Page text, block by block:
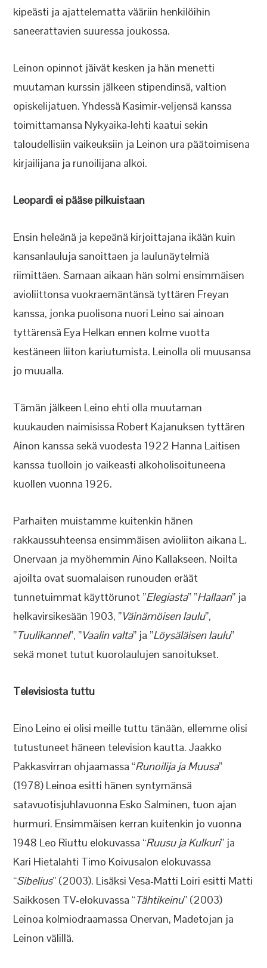
kipeästi ja ajattelematta vääriin henkilöihin
saneerattavien suuressa joukossa.
Leinon opinnot jäivät kesken ja hän menetti
muutaman kurssin jälkeen stipendinsä, valtion
opiskelijatuen. Yhdessä Kasimir-veljensä kanssa
toimittamansa Nykyaika-lehti kaatui sekin
taloudellisiin vaikeuksiin ja Leinon ura päätoimisena
kirjailijana ja runoilijana alkoi.
Leopardi ei pääse pilkuistaan
Ensin heleänä ja kepeänä kirjoittajana ikään kuin
kansanlauluja sanoittaen ja laulunäytelmiä
riimittäen. Samaan aikaan hän solmi ensimmäisen
avioliittonsa vuokraemäntänsä tyttären Freyan
kanssa, jonka puolisona nuori Leino sai ainoan
tyttärensä Eya Helkan ennen kolme vuotta
kestäneen liiton kariutumista. Leinolla oli muusansa
jo muualla.
Tämän jälkeen Leino ehti olla muutaman
kuukauden naimisissa Robert Kajanuksen tyttären
Ainon kanssa sekä vuodesta 1922 Hanna Laitisen
kanssa tuolloin jo vaikeasti alkoholisoituneena
kuollen vuonna 1926.
Parhaiten muistamme kuitenkin hänen
rakkaussuhteensa ensimmäisen avioliiton aikana L.
Onervaan ja myöhemmin Aino Kallakseen. Noilta
ajoilta ovat suomalaisen runouden eräät
tunnetuimmat käyttörunot ”Elegiasta” ”Hallaan” ja
helkavirsikesään 1903, ”Väinämöisen laulu”,
”Tuulikannel”, ”Vaalin valta” ja ”Löysäläisen laulu”
sekä monet tutut kuorolaulujen sanoitukset.
Televisiosta tuttu
Eino Leino ei olisi meille tuttu tänään, ellemme olisi
tutustuneet häneen television kautta. Jaakko
Pakkasvirran ohjaamassa “Runoilija ja Muusa”
(1978) Leinoa esitti hänen syntymänsä
satavuotisjuhlavuonna Esko Salminen, tuon ajan
hurmuri. Ensimmäisen kerran kuitenkin jo vuonna
1948 Leo Riuttu elokuvassa “Ruusu ja Kulkuri” ja
Kari Hietalahti Timo Koivusalon elokuvassa
“Sibelius” (2003). Lisäksi Vesa-Matti Loiri esitti Matti
Saikkosen TV-elokuvassa “Tähtikeinu” (2003)
Leinoa kolmiodraamassa Onervan, Madetojan ja
Leinon välillä.